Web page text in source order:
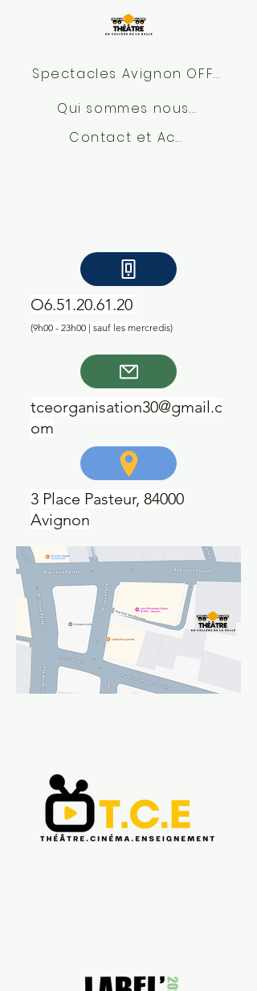
Qui sommes nous?
Contact et Accès
Spectacles Avignon OFF 2026
O6.51.20.61.20
(9h00 - 23h00 | sauf les mercredis)
tceorganisation30@gmail.c
om
3 Place Pasteur, 84000
Avignon